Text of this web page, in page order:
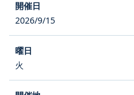
2026/9/15
火